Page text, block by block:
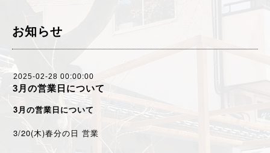
お知らせ
2025-02-28 00:00:00
3月の営業日について
3月の営業日について
3/20(木)春分の日 営業